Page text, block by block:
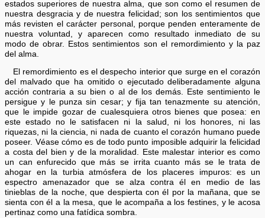
estados superiores de nuestra alma, que son como el resumen de
nuestra desgracia y de nuestra felicidad; son los sentimientos que
más revisten el carácter personal, porque penden enteramente de
nuestra voluntad, y aparecen como resultado inmediato de su
modo de obrar. Estos sentimientos son el remordimiento y la paz
del alma.
El remordimiento es el despecho interior que surge en el corazón
del malvado que ha omitido o ejecutado deliberadamente alguna
acción contraria a su bien o al de los demás. Este sentimiento le
persigue y le punza sin cesar; y fija tan tenazmente su atención,
que le impide gozar de cualesquiera otros bienes que posea: en
este estado no le satisfacen ni la salud, ni los honores, ni las
riquezas, ni la ciencia, ni nada de cuanto el corazón humano puede
poseer. Véase cómo es de todo punto imposible adquirir la felicidad
a costa del bien y de la moralidad. Este malestar interior es como
un can enfurecido que más se irrita cuanto más se le trata de
ahogar en la turbia atmósfera de los placeres impuros: es un
espectro amenazador que se alza contra él en medio de las
tinieblas de la noche, que despierta con él por la mañana, que se
sienta con él a la mesa, que le acompaña a los festines, y le acosa
pertinaz como una fatídica sombra.